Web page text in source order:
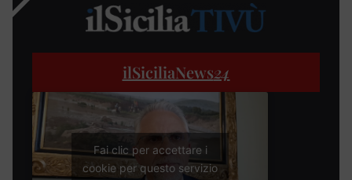
ilSiciliaNews24
Fai clic per accettare i
cookie per questo servizio